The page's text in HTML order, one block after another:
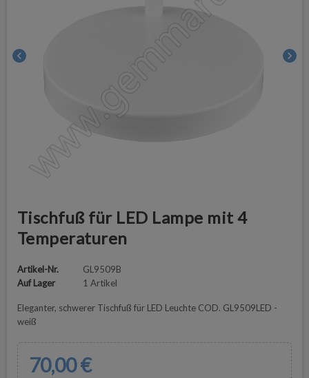
chevron_left chevron_right
Tischfuß für LED Lampe mit 4
Temperaturen
Artikel-Nr.
GL9509B
Auf Lager
1 Artikel
Eleganter, schwerer Tischfuß für LED Leuchte COD. GL9509LED -
weiß
70,00 €